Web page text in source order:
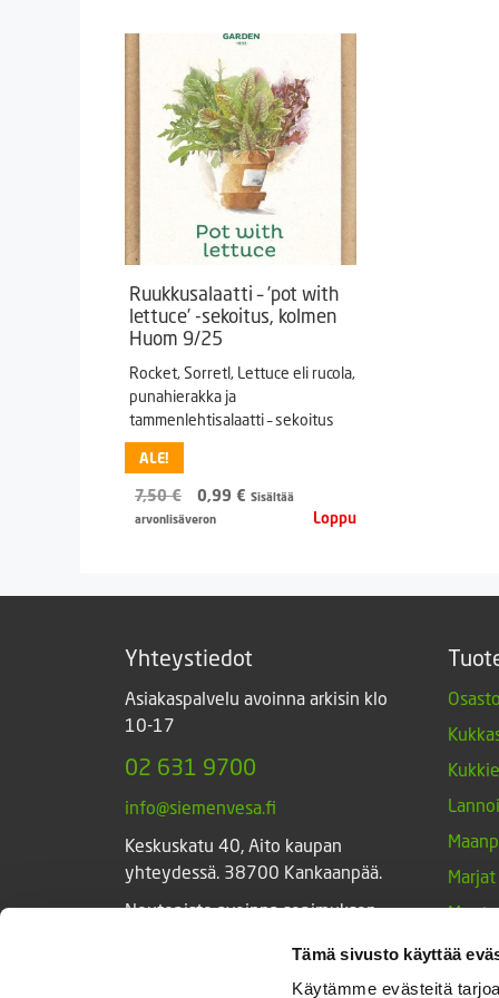
Tämä sivusto käyttää
Käytämme evästeitä
Ruukkusalaatti – ’pot with
lettuce’ -sekoitus, kolmen
Huom 9/25
Rocket, Sorretl, Lettuce eli rucola,
punahierakka ja
tammenlehtisalaatti – sekoitus
ALE!
7,50€
Alkuperäinen
hinta
0,99 € Nykyinen
Sisältää
arvonlisäveron
Yhteystiedot
Asiakaspalvelu avoinna arkisin klo
10-17
02 631 9700
info@siemenvesa.fi
Keskuskatu 40, Aito kaupan
yhteydessä. 38700 Kankaanpää.
Noutopiste avoinna sopimuksen
Muut
Muut